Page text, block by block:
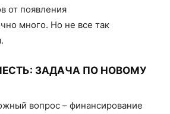
от появления
много. Но не все так
ЗАДАЧА ПО НОВОМУ
вопрос – финансирование